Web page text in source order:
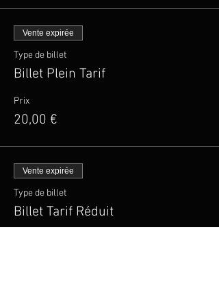
Vente expirée
Type de billet
Billet Plein Tarif
Prix
20,00 €
Vente expirée
Type de billet
Billet Tarif Réduit